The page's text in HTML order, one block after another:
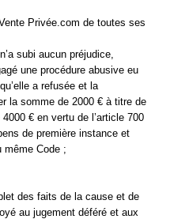
Privée.com de toutes ses
subi aucun préjudice,
une procédure abusive eu
a refusée et la
la somme de 2000 € à titre de
€ en vertu de l’article 700
de première instance et
même Code ;
des faits de la cause et de
au jugement déféré et aux